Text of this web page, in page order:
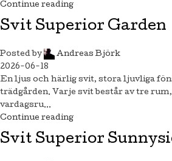
Continue reading
Svit Superior Garden
Posted by
Andreas Björk
2026-06-18
En ljus och härlig svit, stora ljuvliga
trädgården. Varje svit består av tre
vardagsru...
Continue reading
Svit Superior